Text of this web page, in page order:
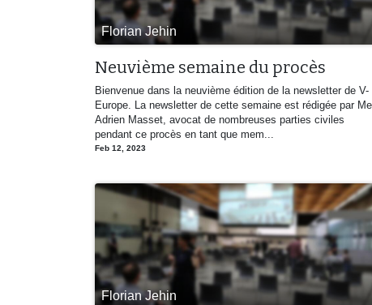
Florian Jehin
Neuvième semaine du procès
Bienvenue dans la neuvième édition de la newsletter de V-
Europe. La newsletter de cette semaine est rédigée par Me
Adrien Masset, avocat de nombreuses parties civiles
pendant ce procès en tant que mem...
Feb 12, 2023
Florian Jehin